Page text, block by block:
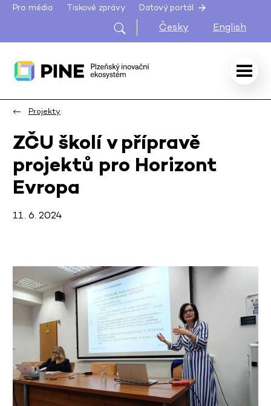
Pro média Tiskové zprávy Datový portál
Česky English
Projekty
ZČU školí v přípravě
projektů pro Horizont
Evropa
11. 6. 2024